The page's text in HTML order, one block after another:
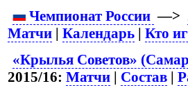
Чемпионат России —>
Матчи |Календарь |Кто
«Крылья Советов»
2015/16:Матчи | Состав |